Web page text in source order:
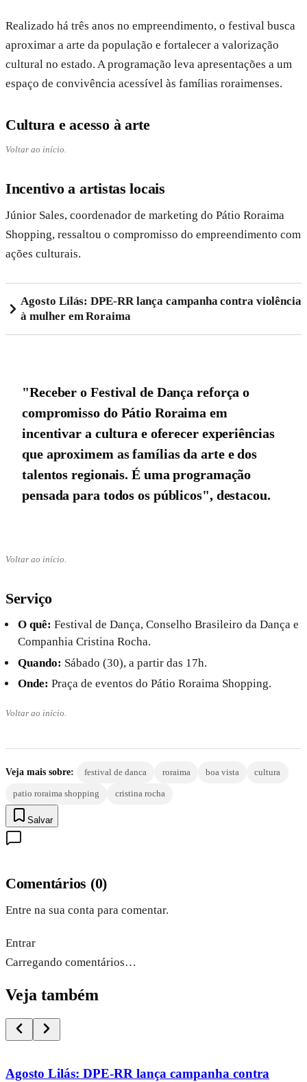
Realizado há três anos no empreendimento, o festival busca
aproximar a arte da população e fortalecer a valorização
cultural no estado. A programação leva apresentações a um
espaço de convivência acessível às famílias roraimenses.
Cultura e acesso à arte
Voltar ao início.
Incentivo a artistas locais
Júnior Sales, coordenador de marketing do Pátio Roraima
Shopping, ressaltou o compromisso do empreendimento com
ações culturais.
Agosto Lilás: DPE-RR lança campanha contra violência
à mulher em Roraima
"Receber o Festival de Dança reforça o
compromisso do Pátio Roraima em
incentivar a cultura e oferecer experiências
que aproximem as famílias da arte e dos
talentos regionais. É uma programação
pensada para todos os públicos", destacou.
Voltar ao início.
Serviço
O quê: Festival de Dança, Conselho Brasileiro da Dança e
Companhia Cristina Rocha.
Quando: Sábado (30), a partir das 17h.
Onde: Praça de eventos do Pátio Roraima Shopping.
Voltar ao início.
Veja mais sobre: festival de danca roraima boa vista cultura
patio roraima shopping cristina rocha
Salvar
Comentários (0)
Entre na sua conta para comentar.
Entrar
Carregando comentários…
Veja também
Agosto Lilás: DPE-RR lança campanha contra